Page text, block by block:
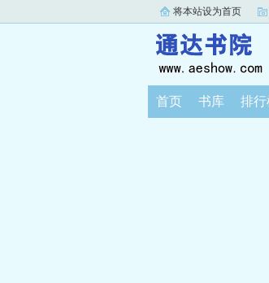
将本站设为首页
首页 书库 排行